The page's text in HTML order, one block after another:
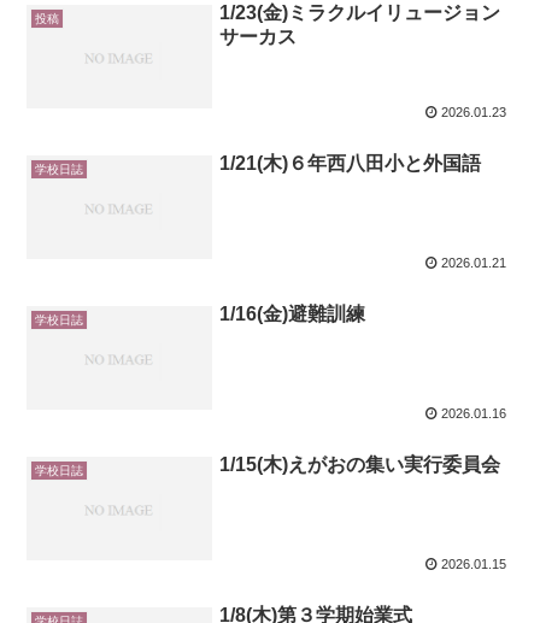
投稿
1/23(金)ミラクルイリュージョン
サーカス
2026.01.23
学校日誌 1/21(木)６年西八田小と外国語
2026.01.21
学校日誌 1/16(金)避難訓練
2026.01.16
学校日誌 1/15(木)えがおの集い実行委員会
2026.01.15
1/8(木)第３学期始業式